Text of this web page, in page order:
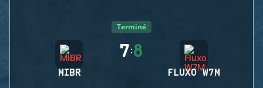
Terminé
MIBR
7:8
FLUXO W7M